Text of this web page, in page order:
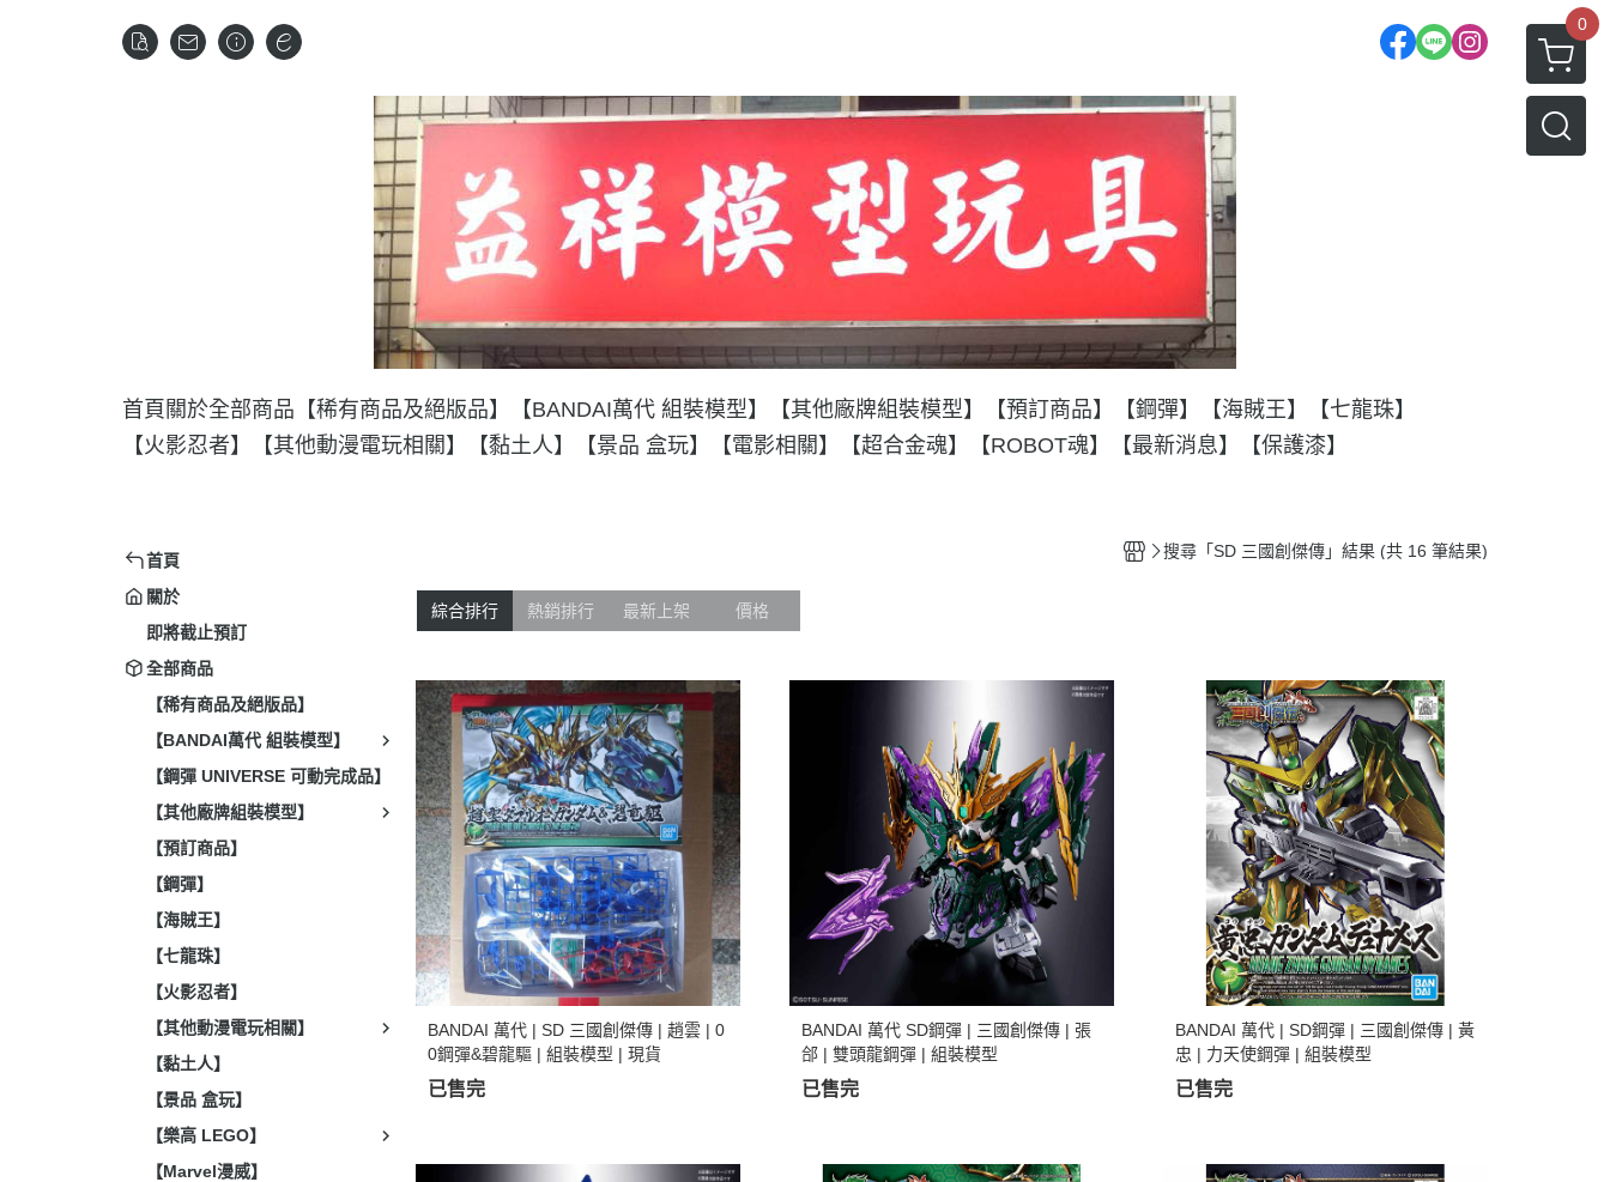
0
首頁 關於全部商品 【稀有商品及絕版品】 【BANDAI萬代 組裝模型】 【其他廠牌組裝模型】 【預訂商品】 【鋼彈】 【海賊王】
【七龍珠】
【火影忍者】
【其他動漫電玩相關】 【黏土人】 【景品 盒玩】 【電影相關】 【超合金魂】 【ROBOT魂】 【最新消息】 【保護漆】
首頁
關於
即將截止預訂
全部商品
【稀有商品及絕版品】
【BANDAI萬代 組裝模型】
【鋼彈 UNIVERSE 可動完成品】
【其他廠牌組裝模型】
【預訂商品】
【鋼彈】
【海賊王】
【七龍珠】
【火影忍者】
【其他動漫電玩相關】
【黏土人】
【景品 盒玩】
【樂高 LEGO】
【Marvel漫威】
搜尋「SD 三國創傑傳」結果 (共 16 筆結果)
綜合排行 熱銷排行 最新上架 價格
BANDAI 萬代 | SD 三國創傑傳 | 趙雲 | 0
0鋼彈&碧龍驅 | 組裝模型 | 現貨
已售完
BANDAI 萬代 SD鋼彈 | 三國創傑傳 | 張
郃 | 雙頭龍鋼彈 | 組裝模型
已售完
BANDAI 萬代 | SD鋼彈 | 三國創傑傳 | 黃
忠 | 力天使鋼彈 | 組裝模型
已售完